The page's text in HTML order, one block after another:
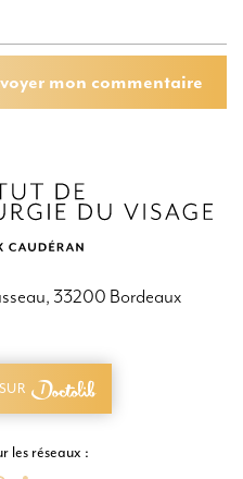
mon commentaire
mon commentaire
33200 Bordeaux
les réseaux :